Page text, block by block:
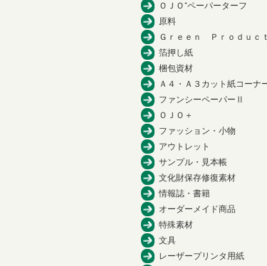
ＯＪＯ⁺ペーパーターフ
原料
Ｇｒｅｅｎ Ｐｒｏｄｕｃ
箔押し紙
梱包資材
Ａ４・Ａ３カット紙コーナ
ファンシーペーパーⅡ
ＯＪＯ＋
ファッション・小物
アウトレット
サンプル・見本帳
文化財保存修復素材
情報誌・書籍
オーダーメイド商品
特殊素材
文具
レーザープリンタ用紙